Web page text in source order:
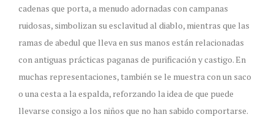
cadenas que porta, a menudo adornadas con campanas
ruidosas, simbolizan su esclavitud al diablo, mientras que las
ramas de abedul que lleva en sus manos están relacionadas
con antiguas prácticas paganas de purificación y castigo. En
muchas representaciones, también se le muestra con un saco
o una cesta a la espalda, reforzando la idea de que puede
llevarse consigo a los niños que no han sabido comportarse.